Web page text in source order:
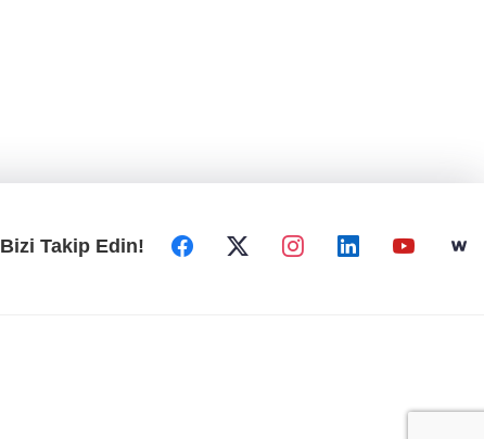
Bizi Takip Edin!